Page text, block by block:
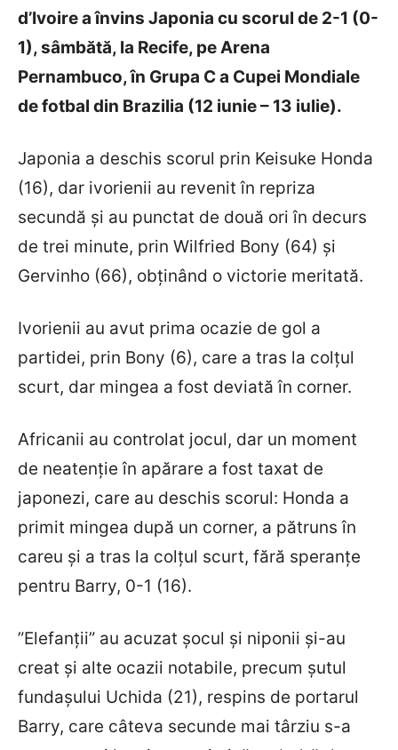
d’Ivoire a învins Japonia cu scorul de 2-1 (0-
1), sâmbătă, la Recife, pe Arena
Pernambuco, în Grupa C a Cupei Mondiale
de fotbal din Brazilia (12 iunie – 13 iulie).
Japonia a deschis scorul prin Keisuke Honda
(16), dar ivorienii au revenit în repriza
secundă și au punctat de două ori în decurs
de trei minute, prin Wilfried Bony (64) și
Gervinho (66), obținând o victorie meritată.
Ivorienii au avut prima ocazie de gol a
partidei, prin Bony (6), care a tras la colțul
scurt, dar mingea a fost deviată în corner.
Africanii au controlat jocul, dar un moment
de neatenție în apărare a fost taxat de
japonezi, care au deschis scorul: Honda a
primit mingea după un corner, a pătruns în
careu și a tras la colțul scurt, fără speranțe
pentru Barry, 0-1 (16).
”Elefanții” au acuzat șocul și niponii și-au
creat și alte ocazii notabile, precum șutul
fundașului Uchida (21), respins de portarul
Barry, care câteva secunde mai târziu s-a